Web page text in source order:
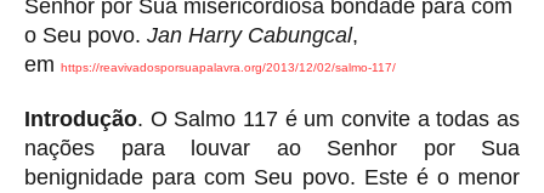
Senhor por Sua misericordiosa bondade para com
o Seu povo. Jan Harry Cabungcal,
em https://reavivadosporsuapalavra.org/2013/12/02/salmo-117/
Introdução. O Salmo 117 é um convite a todas as
nações para louvar ao Senhor por Sua
benignidade para com Seu povo. Este é o menor